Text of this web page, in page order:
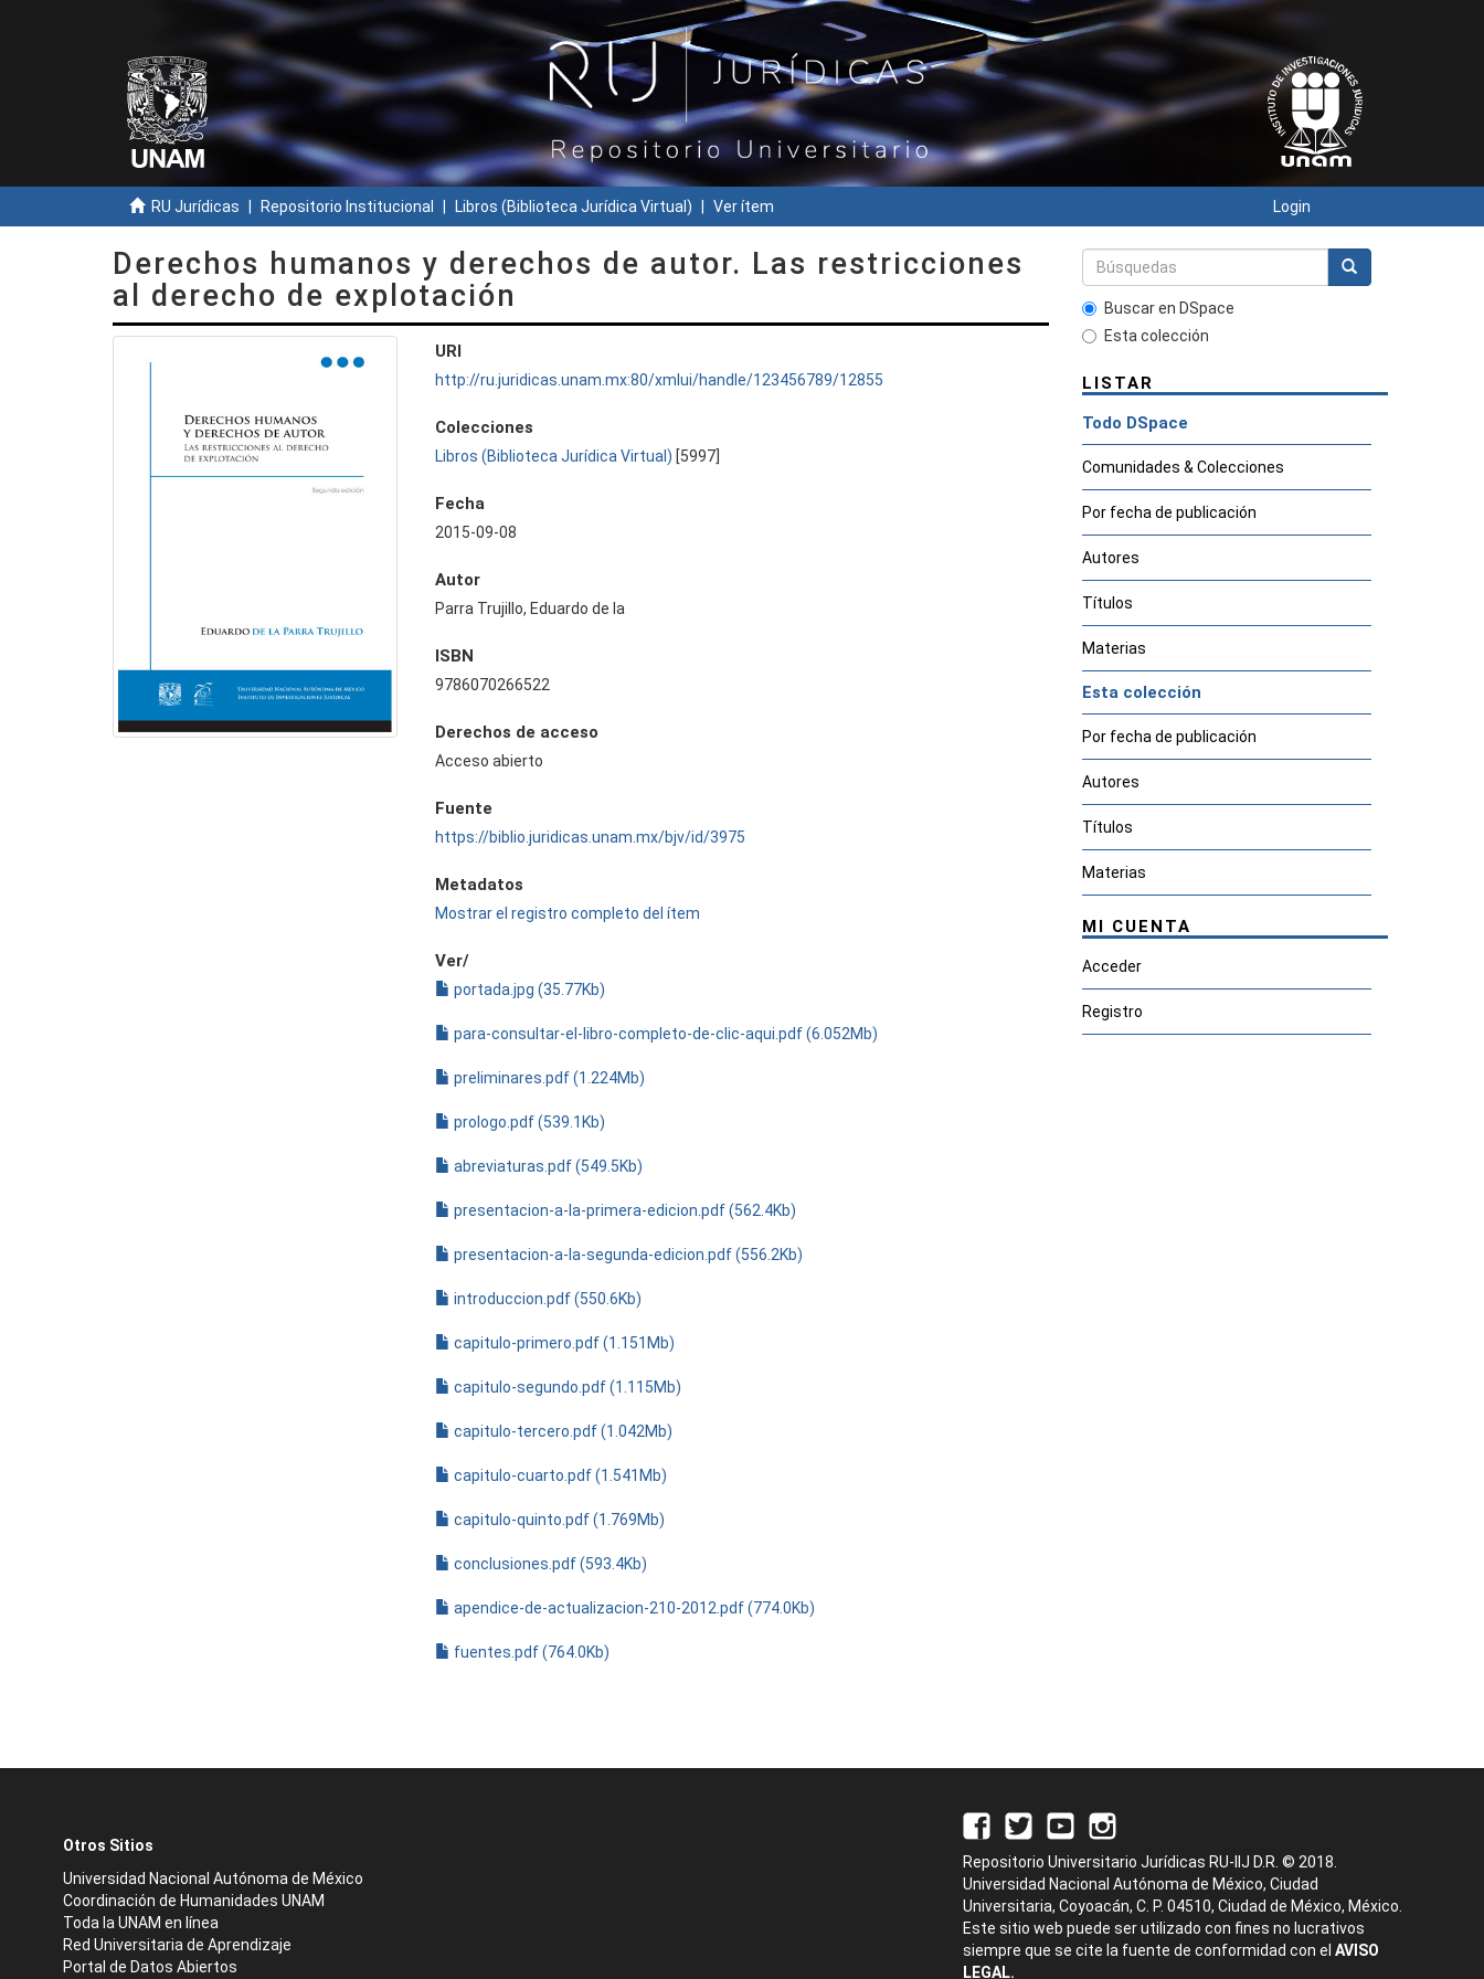
RU Jurídicas Repositorio Institucional Libros (Biblioteca Jurídica Virtual) Ver ítem Login
Derechos humanos y derechos de autor. Las restricciones
al derecho de explotación
URI
http://ru.juridicas.unam.mx:80/xmlui/handle/123456789/12855
Colecciones
Libros (Biblioteca Jurídica Virtual) [5997]
Fecha
2015-09-08
Autor
Parra Trujillo, Eduardo de la
ISBN
9786070266522
Derechos de acceso
Acceso abierto
Fuente
https://biblio.juridicas.unam.mx/bjv/id/3975
Metadatos
Mostrar el registro completo del ítem
Ver/
portada.jpg (35.77Kb)
para-consultar-el-libro-completo-de-clic-aqui.pdf (6.052Mb)
preliminares.pdf (1.224Mb)
prologo.pdf (539.1Kb)
abreviaturas.pdf (549.5Kb)
presentacion-a-la-primera-edicion.pdf (562.4Kb)
presentacion-a-la-segunda-edicion.pdf (556.2Kb)
introduccion.pdf (550.6Kb)
capitulo-primero.pdf (1.151Mb)
capitulo-segundo.pdf (1.115Mb)
capitulo-tercero.pdf (1.042Mb)
capitulo-cuarto.pdf (1.541Mb)
capitulo-quinto.pdf (1.769Mb)
conclusiones.pdf (593.4Kb)
apendice-de-actualizacion-210-2012.pdf (774.0Kb)
fuentes.pdf (764.0Kb)
Buscar en DSpace
Esta colección
LISTAR
Todo DSpace
Comunidades & Colecciones
Por fecha de publicación
Autores
Títulos
Materias
Esta colección
Por fecha de publicación
Autores
Títulos
Materias
MI CUENTA
Acceder
Registro
Otros Sitios
Universidad Nacional Autónoma de México
Coordinación de Humanidades UNAM
Toda la UNAM en línea
Red Universitaria de Aprendizaje
Portal de Datos Abiertos
Repositorio Universitario Jurídicas RU-IIJ D.R. © 2018.
Universidad Nacional Autónoma de México, Ciudad
Universitaria, Coyoacán, C. P. 04510, Ciudad de México, México.
Este sitio web puede ser utilizado con fines no lucrativos
siempre que se cite la fuente de conformidad con el AVISO
LEGAL.